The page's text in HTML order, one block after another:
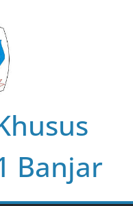
Banjar